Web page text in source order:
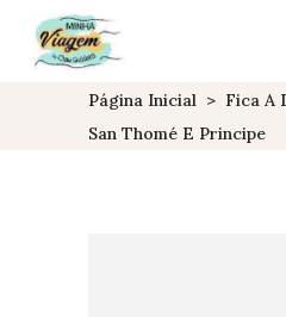
Página Inicial > Fica A
San Thomé E Principe